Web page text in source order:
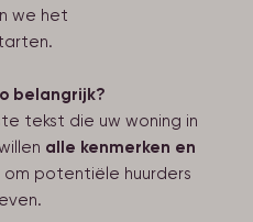
we het
belangrijk?
tekst die uw woning in
alle kenmerken en
om potentiële huurders